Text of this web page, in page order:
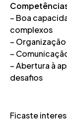
– Boa
complexos
–
–
– Abertura à
desafios
Ficaste